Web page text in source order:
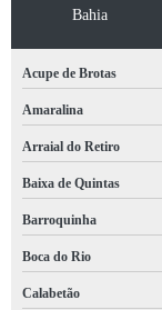
Bahia
Acupe de Brotas
Amaralina
Arraial do Retiro
Baixa de Quintas
Barroquinha
Boca do Rio
Calabetão